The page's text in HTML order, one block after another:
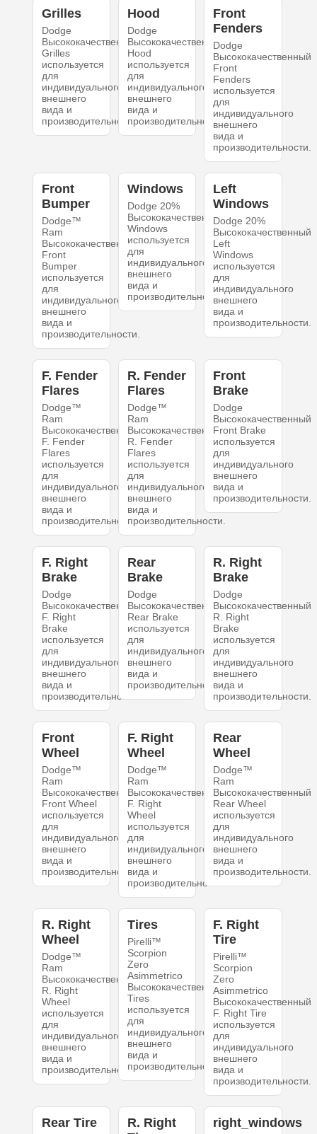
Grilles
Dodge
Высококачественный
Grilles
используется
для
индивидуального
внешнего
вида и
производительности.
Hood
Dodge
Высококачественный
Hood
используется
для
индивидуального
внешнего
вида и
производительности.
Front
Fenders
Dodge
Высококачественный
Front
Fenders
используется
для
индивидуального
внешнего
вида и
производительности.
Front
Bumper
Dodge™
Ram
Высококачественный
Front
Bumper
используется
для
индивидуального
внешнего
вида и
производительности.
Windows
Dodge 20%
Высококачественный
Windows
используется
для
индивидуального
внешнего
вида и
производительности.
Left
Windows
Dodge 20%
Высококачественный
Left
Windows
используется
для
индивидуального
внешнего
вида и
производительности.
F. Fender
Flares
Dodge™
Ram
Высококачественный
F. Fender
Flares
используется
для
индивидуального
внешнего
вида и
производительности.
R. Fender
Flares
Dodge™
Ram
Высококачественный
R. Fender
Flares
используется
для
индивидуального
внешнего
вида и
производительности.
Front
Brake
Dodge
Высококачественный
Front Brake
используется
для
индивидуального
внешнего
вида и
производительности.
F. Right
Brake
Dodge
Высококачественный
F. Right
Brake
используется
для
индивидуального
внешнего
вида и
производительности.
Rear
Brake
Dodge
Высококачественный
Rear Brake
используется
для
индивидуального
внешнего
вида и
производительности.
R. Right
Brake
Dodge
Высококачественный
R. Right
Brake
используется
для
индивидуального
внешнего
вида и
производительности.
Front
Wheel
Dodge™
Ram
Высококачественный
Front Wheel
используется
для
индивидуального
внешнего
вида и
производительности.
F. Right
Wheel
Dodge™
Ram
Высококачественный
F. Right
Wheel
используется
для
индивидуального
внешнего
вида и
производительности.
Rear
Wheel
Dodge™
Ram
Высококачественный
Rear Wheel
используется
для
индивидуального
внешнего
вида и
производительности.
R. Right
Wheel
Dodge™
Ram
Высококачественный
R. Right
Wheel
используется
для
индивидуального
внешнего
вида и
производительности.
Tires
Pirelli™
Scorpion
Zero
Asimmetrico
Высококачественный
Tires
используется
для
индивидуального
внешнего
вида и
производительности.
F. Right
Tire
Pirelli™
Scorpion
Zero
Asimmetrico
Высококачественный
F. Right Tire
используется
для
индивидуального
внешнего
вида и
производительности.
Rear Tire
R. Right
right_windows